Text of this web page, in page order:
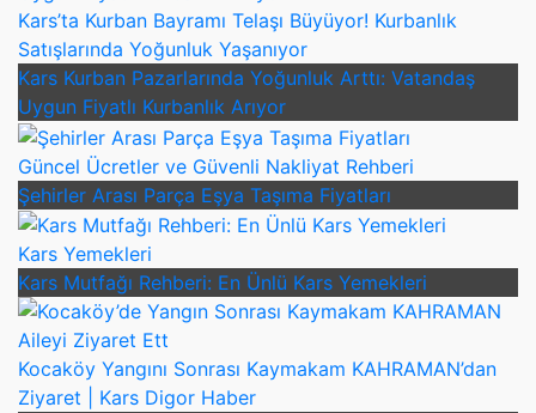
Kars’ta Kurban Bayramı Telaşı Büyüyor! Kurbanlık
Satışlarında Yoğunluk Yaşanıyor
Kars Kurban Pazarlarında Yoğunluk Arttı: Vatandaş
Uygun Fiyatlı Kurbanlık Arıyor
Güncel Ücretler ve Güvenli Nakliyat Rehberi
Şehirler Arası Parça Eşya Taşıma Fiyatları
Kars Yemekleri
Kars Mutfağı Rehberi: En Ünlü Kars Yemekleri
Kocaköy Yangını Sonrası Kaymakam KAHRAMAN’dan
Ziyaret | Kars Digor Haber